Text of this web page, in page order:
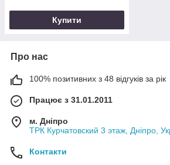
Купити
Про нас
100% позитивних з 48 відгуків за рік
Працює з 31.01.2011
м. Дніпро
ТРК Курчатовский 3 этаж, Дніпро,
Контакти